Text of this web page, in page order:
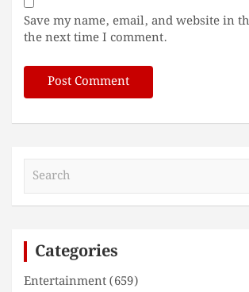
Save my name, email, and website in
the next time I comment.
Categories
Entertainment(659)